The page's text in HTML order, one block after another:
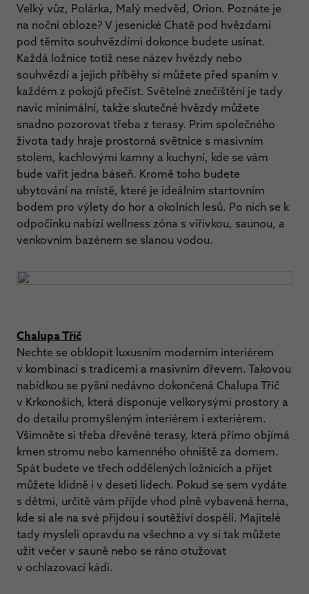
Velký vůz, Polárka, Malý medvěd, Orion. Poznáte je
na noční obloze? V jesenické Chatě pod hvězdami
pod těmito souhvězdími dokonce budete usínat.
Každá ložnice totiž nese název hvězdy nebo
souhvězdí a jejich příběhy si můžete před spaním v
každém z pokojů přečíst. Světelné znečištění je tady
navíc minimální, takže skutečné hvězdy můžete
snadno pozorovat třeba z terasy. Prim společného
života tady hraje prostorná světnice s masivním
stolem, kachlovými kamny a kuchyní, kde se vám
bude vařit jedna báseň. Kromě toho budete
ubytování na místě, které je ideálním startovním
bodem pro výlety do hor a okolních lesů. Po nich se k
odpočinku nabízí wellness zóna s vířivkou, saunou, a
venkovním bazénem se slanou vodou.
Chalupa Tříč
Nechte se obklopit luxusním moderním interiérem
v kombinaci s tradicemi a masivním dřevem. Takovou
nabídkou se pyšní nedávno dokončená Chalupa Tříč
v Krkonoších, která disponuje velkorysými prostory a
do detailu promyšleným interiérem i exteriérem.
Všimněte si třeba dřevěné terasy, která přímo objímá
kmen stromu nebo kamenného ohniště za domem.
Spát budete ve třech oddělených ložnicích a přijet
můžete klidně i v deseti lidech. Pokud se sem vydáte
s dětmi, určitě vám přijde vhod plně vybavená herna,
kde si ale na své přijdou i soutěživí dospělí. Majitelé
tady mysleli opravdu na všechno a vy si tak můžete
užít večer v sauně nebo se ráno otužovat
v ochlazovací kádi.